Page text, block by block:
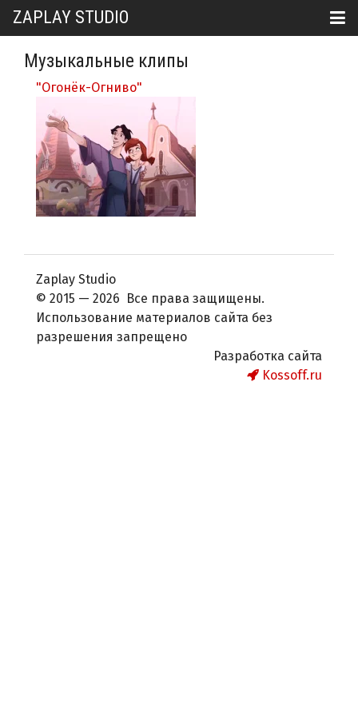
ZAPLAY STUDIO
Музыкальные клипы
"Огонёк-Огниво"
Zaplay Studio
© 2015 — 2026 Все права защищены.
Использование материалов сайта без
разрешения запрещено
Разработка сайта
Kossoff.ru